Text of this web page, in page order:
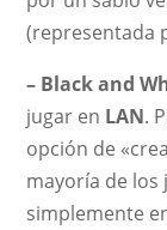
(representada
– Black and
jugar en LAN.
opción de
mayoría de los
simplemente